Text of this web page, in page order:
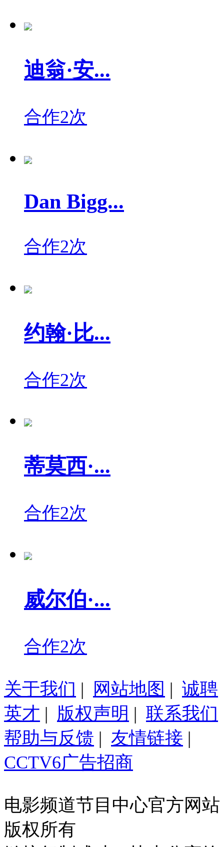
迪翁·安...
合作2次
Dan Bigg...
合作2次
约翰·比...
合作2次
蒂莫西·...
合作2次
威尔伯·...
合作2次
关于我们 | 网站地图 | 诚聘
英才 | 版权声明 | 联系我们
帮助与反馈 | 友情链接 |
CCTV6广告招商
电影频道节目中心官方网站
版权所有